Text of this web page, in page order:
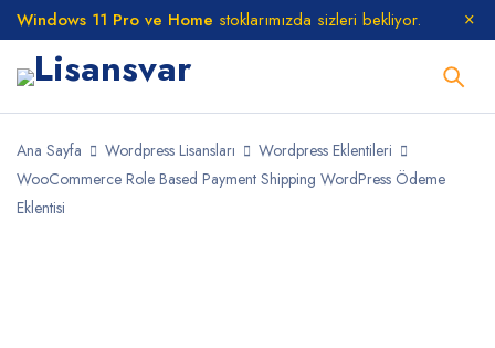
Windows 11 Pro ve Home stoklarımızda sizleri bekliyor.
Ana Sayfa Wordpress Lisansları
Wordpress Eklentileri
WooCommerce Role Based Payment Shipping WordPress Ödeme
Eklentisi